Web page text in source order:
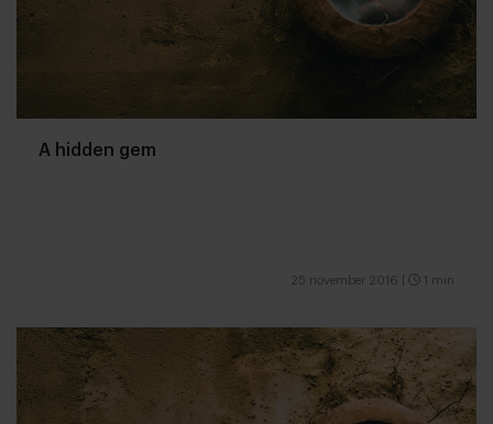
A hidden gem
25 november 2016 1 min